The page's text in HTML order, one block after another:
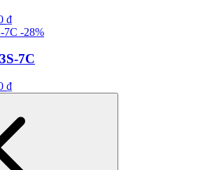
₫
-28%
7C
₫